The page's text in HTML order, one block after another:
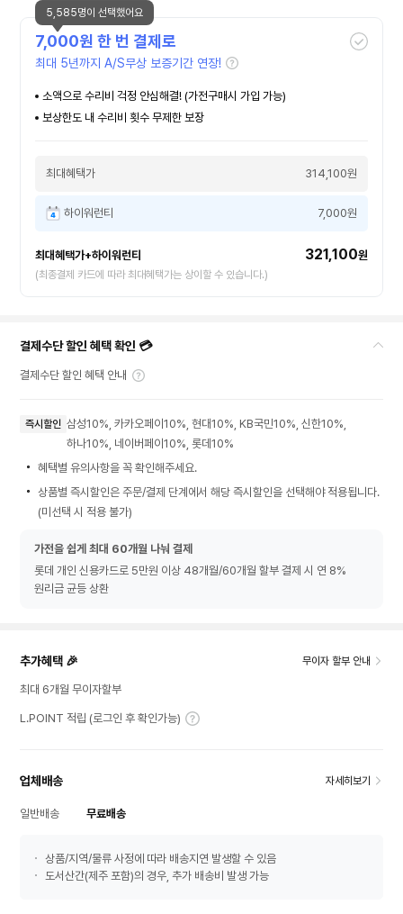
7,000원 한 번 결제로
최대 5년까지 A/S무상 보증기간 연장!
소액으로 수리비 걱정 안심해결! (가전구매시 가입 가능)
보상한도 내 수리비 횟수 무제한 보장
최대혜택가 314,100원
하이워런티 7,000원
최대혜택가+하이워런티 321,100원
(최종결제 카드에 따라 최대혜택가는 상이할 수 있습니다.)
5,585명이 선택했어요
결제수단 할인 혜택 확인 💳
결제수단 할인 혜택 안내
즉시할인 삼성10%, 카카오페이10%, 현대10%, KB국민10%, 신한10%,
하나10%, 네이버페이10%, 롯데10%
혜택별 유의사항을 꼭 확인해주세요.
상품별 즉시할인은 주문/결제 단계에서 해당 즉시할인을 선택해야 적용됩니다.
(미선택 시 적용 불가)
가전을 쉽게 최대 60개월 나눠 결제
롯데 개인 신용카드로 5만원 이상 48개월/60개월 할부 결제 시 연 8%
원리금 균등 상환
추가혜택 🎉 무이자 할부 안내
최대 6개월 무이자할부
L.POINT 적립 (로그인 후 확인가능)
업체배송 자세히보기
일반배송 무료배송
상품/지역/물류 사정에 따라 배송지연 발생할 수 있음
도서산간(제주 포함)의 경우, 추가 배송비 발생 가능